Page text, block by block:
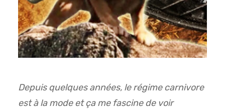
Depuis quelques années, le régime carnivore
est à la mode et ça me fascine de voir